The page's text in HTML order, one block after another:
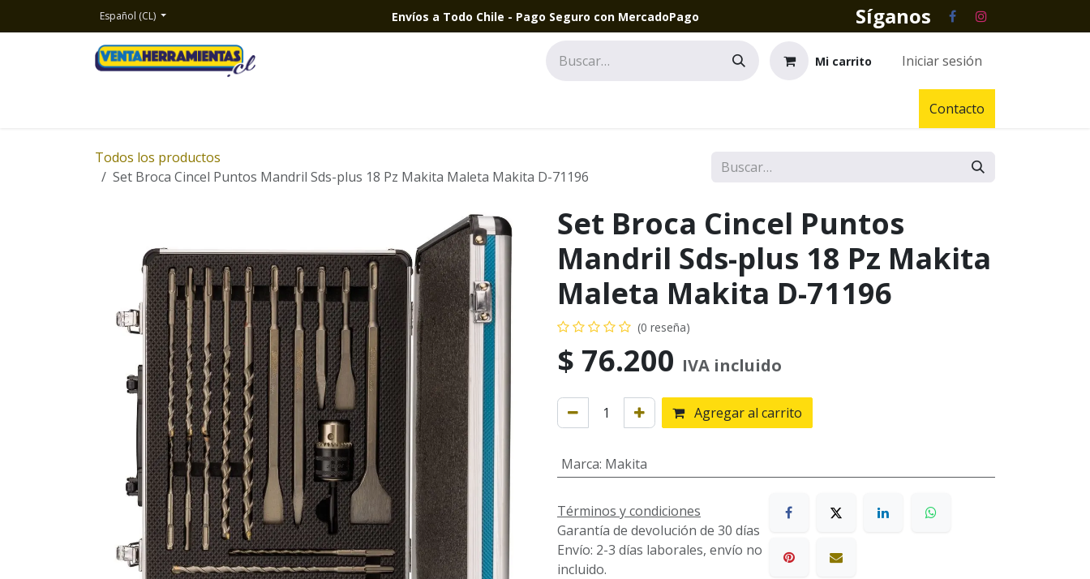
Español (CL) Envíos a Todo Chile - Pago Seguro con MercadoPago Síganos
Mi carrito Iniciar sesión
Contacto
Todos los productos
Set Broca Cincel Puntos Mandril Sds-plus 18 Pz Makita Maleta Makita D-71196
Set Broca Cincel Puntos
Mandril Sds-plus 18 Pz Makita
Maleta Makita D-71196
(0 reseña)
$ 76.200 IVA incluido
Agregar al carrito
Marca: Makita
Términos y condiciones
Garantía de devolución de 30 días
Envío: 2-3 días laborales, envío no
incluido.